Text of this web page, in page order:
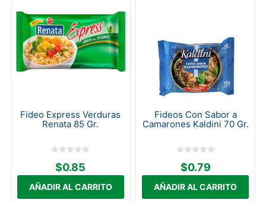
Fideo Express Verduras
Renata 85 Gr.
$0.85
Fideos Con Sabor a
Camarones Kaldini 70 Gr.
$0.79